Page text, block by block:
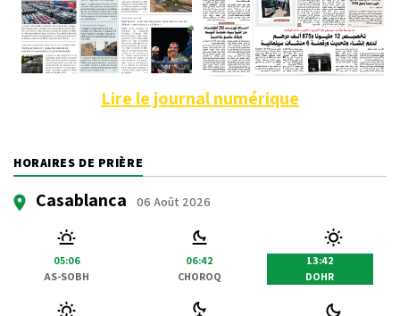
Lire le journal numérique
HORAIRES DE PRIÈRE
Casablanca 06 Août 2026
05:06
AS-SOBH
06:42
CHOROQ
13:42
DOHR